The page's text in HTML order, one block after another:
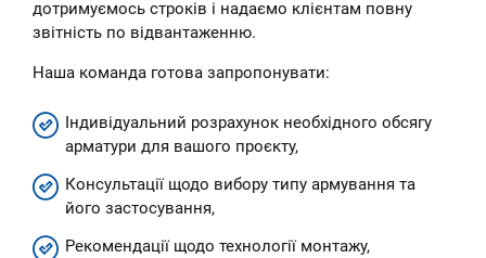
дотримуємось строків і надаємо клієнтам повну
звітність по відвантаженню.
Наша команда готова запропонувати:
Індивідуальний розрахунок необхідного обсягу
арматури для вашого проєкту,
Консультації щодо вибору типу армування та
його застосування,
Рекомендації щодо технології монтажу,